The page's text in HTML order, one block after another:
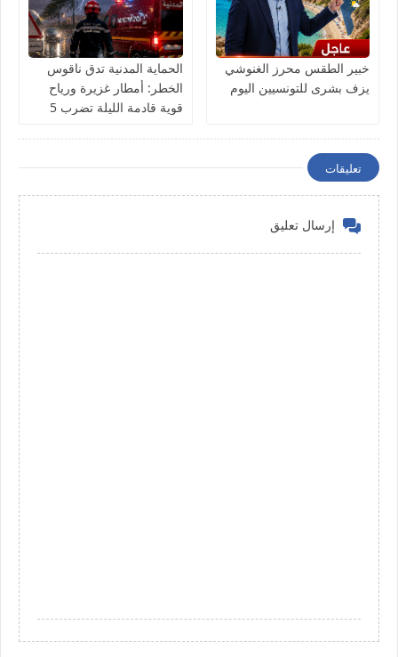
خبير الطقس محرز الغنوشي
يزف بشرى للتونسيين اليوم
الحماية المدنية تدق ناقوس
الخطر: أمطار غزيرة ورياح
قوية قادمة الليلة تضرب 5
تعليقات
إرسال تعليق